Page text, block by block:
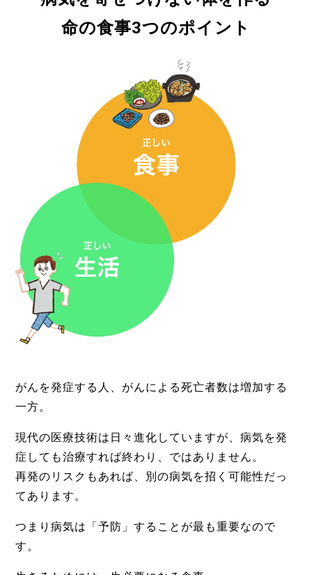
命の食事3つのポイント
がんを発症する人、がんによる死亡者数は増加する
一方。
現代の医療技術は日々進化していますが、病気を発
症しても治療すれば終わり、ではありません。
再発のリスクもあれば、別の病気を招く可能性だっ
てあります。
つまり病気は「予防」することが最も重要なので
す。